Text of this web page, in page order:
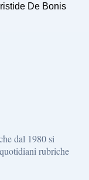
De Bonis
dal 1980 si
rubriche